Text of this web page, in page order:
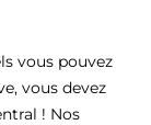
vous pouvez
vous devez
! Nos